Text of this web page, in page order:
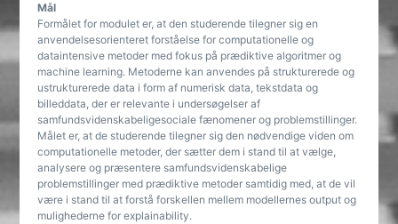
Mål
Formålet for modulet er, at den studerende tilegner sig en
anvendelsesorienteret forståelse for computationelle og
dataintensive metoder med fokus på prædiktive algoritmer og
machine learning. Metoderne kan anvendes på strukturerede og
ustrukturerede data i form af numerisk data, tekstdata og
billeddata, der er relevante i undersøgelser af
samfundsvidenskabeligesociale fænomener og problemstillinger.
Målet er, at de studerende tilegner sig den nødvendige viden om
computationelle metoder, der sætter dem i stand til at vælge,
analysere og præsentere samfundsvidenskabelige
problemstillinger med prædiktive metoder samtidig med, at de vil
være i stand til at forstå forskellen mellem modellernes output og
mulighederne for explainability.